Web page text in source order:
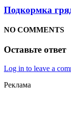
Подкормка
NO COMMENTS
Оставьте ответ
Log in to leave a
Реклама